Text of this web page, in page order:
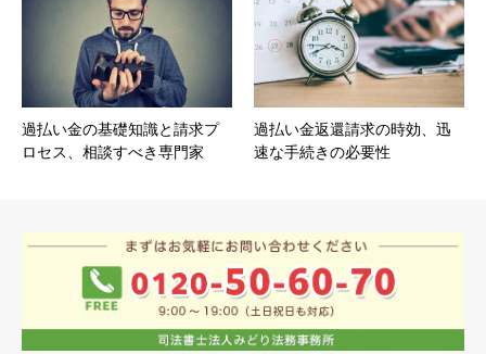
過払い金の基礎知識と請求プ
ロセス、相談すべき専門家
過払い金返還請求の時効、迅
速な手続きの必要性